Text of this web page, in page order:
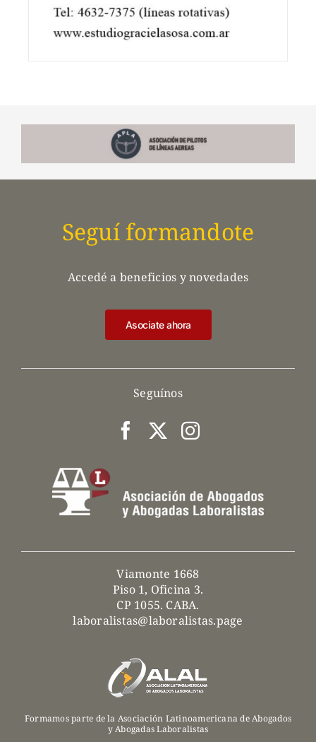
Viamonte 1668
Piso 1, Oficina 3.
CP 1055. CABA.
laboralistas@laboralistas.page
Seguínos
Seguí formandote
Accedé a beneficios y novedades
Asociate ahora
Formamos parte de la Asociación Latinoamericana de Abogados
y Abogadas Laboralistas